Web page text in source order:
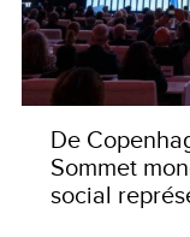
De
Sommet
social